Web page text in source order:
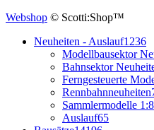
Webshop © Scotti:Shop™
Neuheiten - Auslauf1236
Modellbausektor
Bahnsektor
Ferngesteuerte
Rennbahnneuheiten
Sammlermodelle
Auslauf65